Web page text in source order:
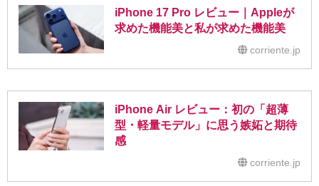
iPhone 17 Pro レビュー｜Appleが
求めた機能美と私が求めた機能美
corriente.jp
iPhone Air レビュー：初の「超薄
型・軽量モデル」に思う嫉妬と期待
感
corriente.jp